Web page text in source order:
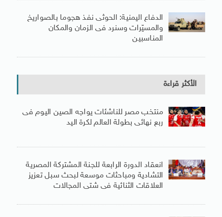
الدفاع اليمنية: الحوثى نفذ هجوما بالصواريخ
والمسيّرات وسنرد فى الزمان والمكان
المناسبين
الأكثر قراءة
منتخب مصر للناشئات يواجه الصين اليوم فى
ربع نهائى بطولة العالم لكرة اليد
انعقاد الدورة الرابعة للجنة المشتركة المصرية
التشادية ومباحثات موسعة لبحث سبل تعزيز
العلاقات الثنائية فى شتى المجالات